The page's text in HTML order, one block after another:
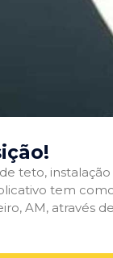
teto, instalação
tem
AM, através